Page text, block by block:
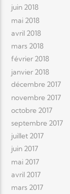
juin 2018
mai 2018
avril 2018
mars 2018
février 2018
janvier 2018
décembre 2017
novembre 2017
octobre 2017
septembre 2017
juillet 2017
juin 2017
mai 2017
avril 2017
mars 2017